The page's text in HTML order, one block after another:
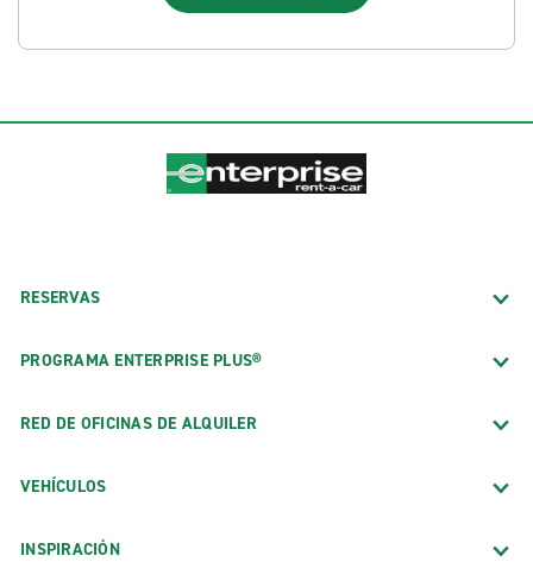
RESERVAS
PROGRAMA ENTERPRISE PLUS®
RED DE OFICINAS DE ALQUILER
VEHÍCULOS
INSPIRACIÓN